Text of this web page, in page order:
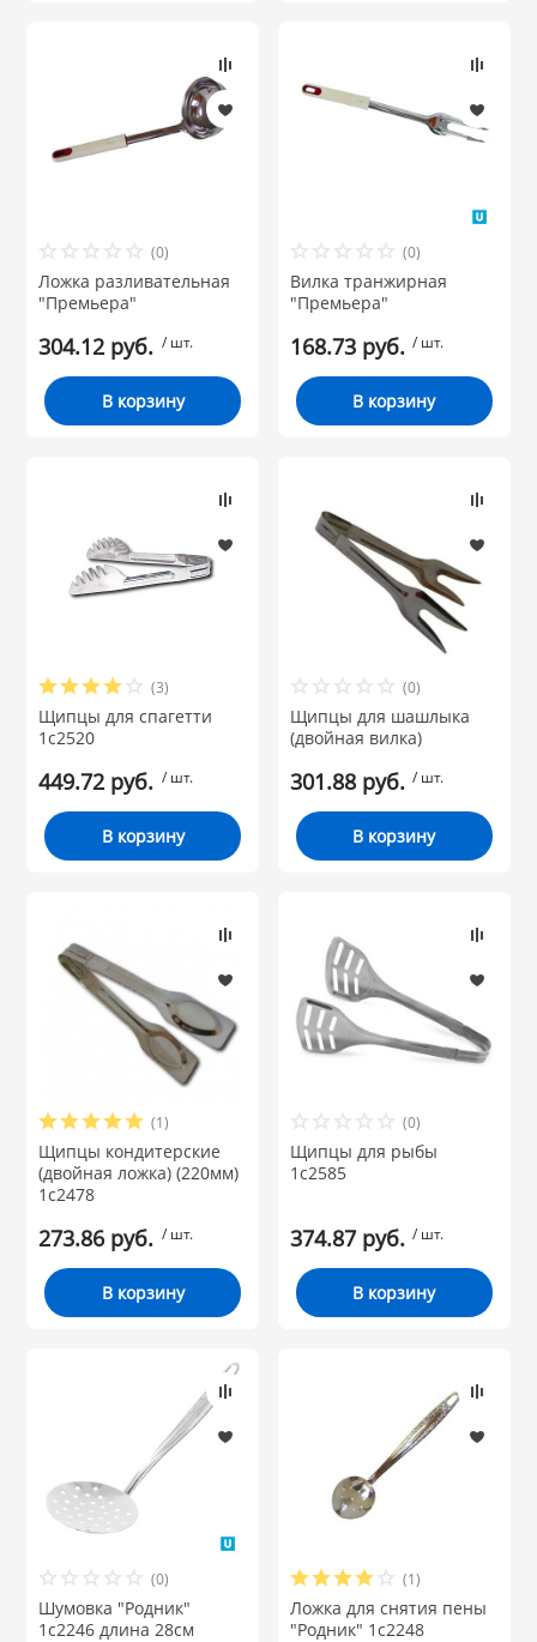
(0)
Ложка разливательная
"Премьера"
304.12 руб. / шт.
В корзину
(0)
Вилка транжирная
"Премьера"
168.73 руб. / шт.
В корзину
(3)
Щипцы для спагетти
1с2520
449.72 руб. / шт.
В корзину
(0)
Щипцы для шашлыка
(двойная вилка)
301.88 руб. / шт.
В корзину
(1)
Щипцы кондитерские
(двойная ложка) (220мм)
1с2478
273.86 руб. / шт.
В корзину
(0)
Щипцы для рыбы
1с2585
374.87 руб. / шт.
В корзину
(0)
Шумовка "Родник"
1с2246 длина 28см
(1)
Ложка для снятия пены
"Родник" 1с2248